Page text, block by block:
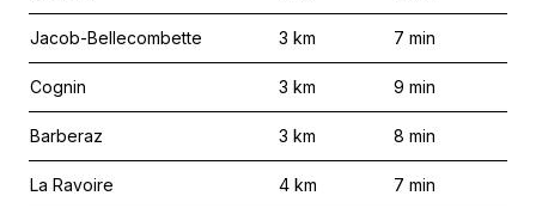
Jacob-Bellecombette 3 km 7 min
Cognin 3 km 9 min
Barberaz 3 km 8 min
La Ravoire 4 km 7 min